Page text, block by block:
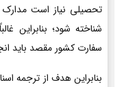
تحصیلی نیاز است
شناخته شود؛ بنابراین غالباً
سفارت کشور مقصد باید
بنابراین هدف از ترجمه